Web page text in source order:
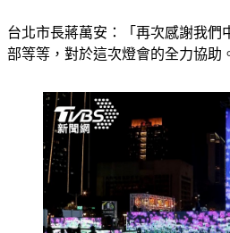
台北市長蔣萬安：「再次感謝我們
部等等，對於這次燈會的全力協助